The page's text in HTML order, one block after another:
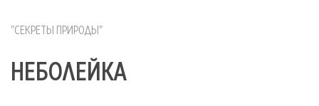
"СЕКРЕТЫ ПРИРОДЫ"
НЕБОЛЕЙКА